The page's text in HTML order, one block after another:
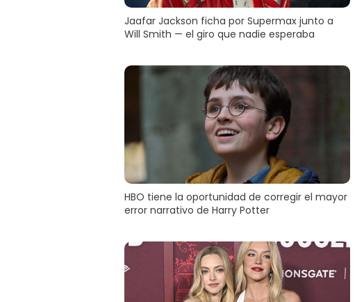
Jaafar Jackson ficha por Supermax junto a
Will Smith — el giro que nadie esperaba
HBO tiene la oportunidad de corregir el mayor
error narrativo de Harry Potter